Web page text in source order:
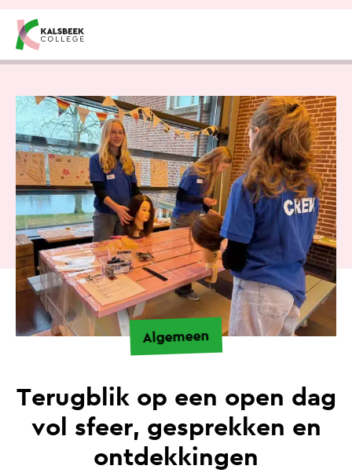
Algemeen
Terugblik op een open dag
vol sfeer, gesprekken en
ontdekkingen